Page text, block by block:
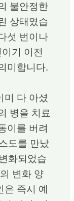
불안정한
상태였습
섯 번이나
기 이전
미합니다.
미 다 아셨
병을 치료
이를 버려
도를 만났
화되었습
변화 양
은 즉시 예